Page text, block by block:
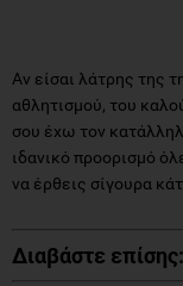
Αν είσαι λάτρης της
αθλητισμού, του
σου έχω τον
ιδανικό προορισμό
να έρθεις σίγουρα
Διαβάστε επίσης: